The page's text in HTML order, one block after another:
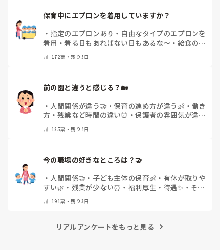
保育中にエプロンを着用していますか？
・ 指定のエプロンあり ・ 自由なタイプのエプロンを
着用 ・着る日もあればない日もあるな～ ・ 給食のと
で教えてください)
172票・残り5日
前の園と違うと感じる？🏡
・ 人間関係が違う🤝 ・ 保育の進め方が違う👶 ・働き
方・残業など時間の違い⏰ ・保護者の雰囲気が違う
で教えてください)
185票・残り4日
・ 人間関係🤝 ・ 子ども主体の保育👶 ・ 有休が取りや
すい🌿 ・ 残業が少ない⏰ ・ 福利厚生・待遇✨ ・ その
191票・残り3日
リアルアンケートをもっと見る